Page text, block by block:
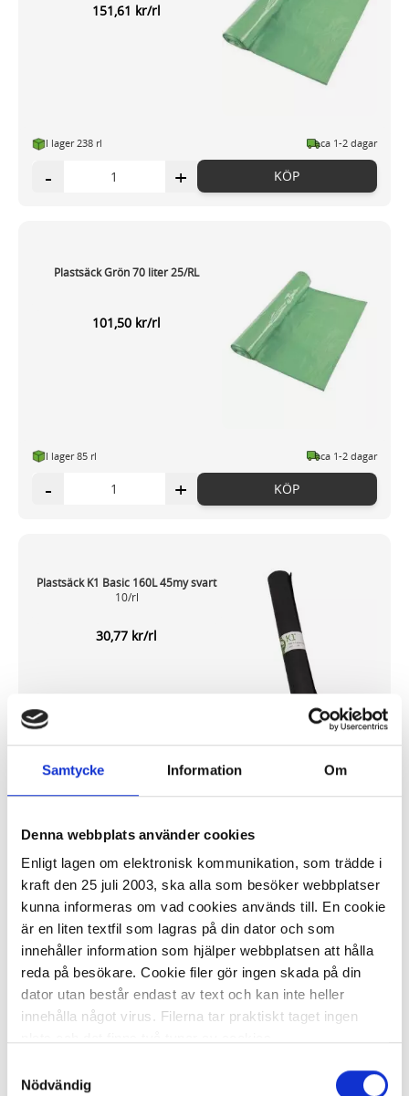
Samtycke Information Om
Denna webbplats använder cookies
Enligt lagen om elektronisk kommunikation, som trädde i
kraft den 25 juli 2003, ska alla som besöker webbplatser
kunna informeras om vad cookies används till. En cookie
är en liten textfil som lagras på din dator och som
innehåller information som hjälper webbplatsen att hålla
reda på besökare. Cookie filer gör ingen skada på din
dator utan består endast av text och kan inte heller
innehålla något virus. Filerna tar praktiskt taget ingen
Den ena typen sparar en fil permanent på din dator,
Nödvändig
151,61 kr/rl
I lager 238 rl ca 1-2 dagar
- + KÖP
Plastsäck Grön 70 liter 25/RL
101,50 kr/rl
I lager 85 rl ca 1-2 dagar
- + KÖP
Plastsäck K1 Basic 160L 45my svart
10/rl
30,77 kr/rl
I lager 57 rl ca 1-2 dagar
- + KÖP
Plastsäck K1 Basic 70L 30my svart
25/rl
23,11 kr/rl
I lager 2359 rl ca 1-2 dagar